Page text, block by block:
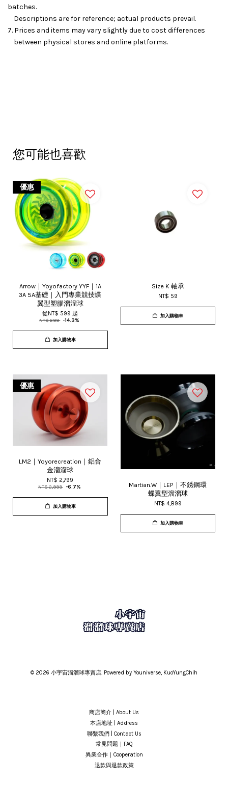
batches.
Descriptions are for reference; actual products prevail.
7. Prices and items may vary slightly due to cost differences
between physical stores and online platforms.
您可能也喜歡
優惠
Arrow｜Yoyofactory YYF｜1A
3A 5A基礎｜入門專業競技蝶
翼型塑膠溜溜球
從NT$ 599起
NT$ 699 -14.3%
加入購物車
Size K 軸承
NT$ 59
加入購物車
優惠
LM2｜Yoyorecreation｜鋁合
金溜溜球
NT$ 2,799
NT$ 2,999 -6.7%
加入購物車
Martian.W｜LEP｜不銹鋼環
蝶翼型溜溜球
NT$ 4,899
加入購物車
© 2026 小宇宙溜溜球專賣店. Powered by Youniverse, KuoYungChih
商店簡介 | About Us
本店地址 | Address
聯繫我們 | Contact Us
常見問題｜FAQ
異業合作｜Cooperation
退款與退款政策